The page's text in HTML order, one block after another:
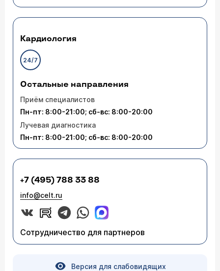
Кардиология
24/7
Остальные направления
Приём специалистов
Пн-пт: 8:00-21:00; сб-вс: 8:00-20:00
Лучевая диагностика
Пн-пт: 8:00-21:00; сб-вс: 8:00-20:00
+7 (495) 788 33 88
info@celt.ru
Сотрудничество для партнеров
Версия для слабовидящих